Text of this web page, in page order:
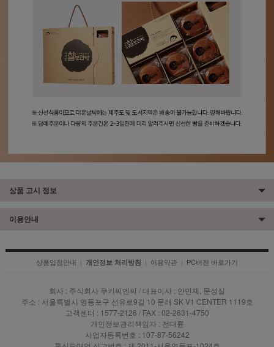
상품 고시 정보
이용안내
상품입점안내 | 개인정보 처리방침 | 이용약관 | PC버전 바로가기
회사 : 주식회사 쿠키씨엔씨 / 대표이사 : 안민재, 문성실
주소 : 서울특별시 영등포구 선유로9길 10 문래 SK V1 CENTER 1119호
고객센터 : 1577-2126 / FAX : 02-2631-4750
개인정보관리책임자 : 전태륜
사업자등록번호 : 107-87-56242